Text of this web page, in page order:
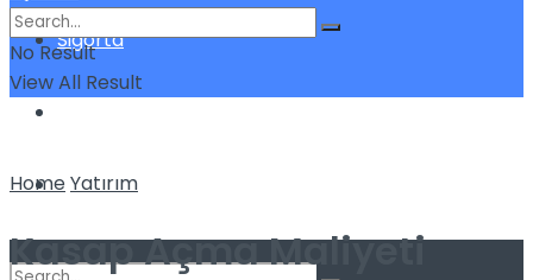
Sigorta
Yatırım
No Result
View All Result
HomeYatırım
Kasap Açma Maliyeti